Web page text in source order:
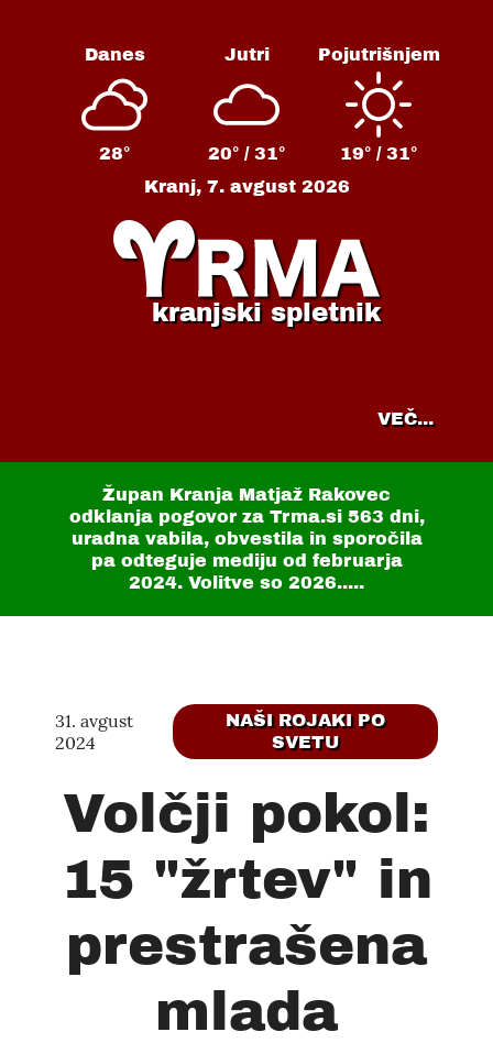
Danes
28°
Jutri
20° / 31°
Pojutrišnjem
19° / 31°
Kranj, 7. avgust 2026
kranjski spletnik
VEČ...
Župan Kranja Matjaž Rakovec
odklanja pogovor za Trma.si 563 dni,
uradna vabila, obvestila in sporočila
pa odteguje mediju od februarja
2024. Volitve so 2026.....
31. avgust
2024
NAŠI ROJAKI PO
SVETU
Volčji pokol:
15 "žrtev" in
prestrašena
mlada